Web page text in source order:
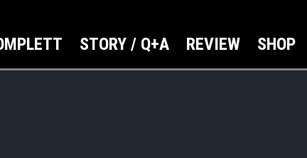
STORY / Q+A REVIEW SHOP